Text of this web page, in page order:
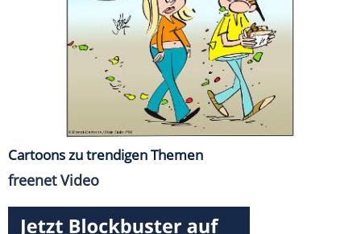
Cartoons zu trendigen Themen
freenet Video